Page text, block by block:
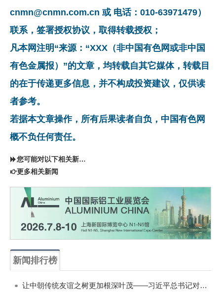
cnmn@cnmn.com.cn 或 电话：010-63971479）
联系，签署授权协议，取得转载授权；
凡本网注明“来源：“XXX（非中国有色网或非中国
有色金属报）”的文章，均转载自其它媒体，转载目
的在于传递更多信息，并不构成投资建议，仅供读
者参考。
若据本文章操作，所有后果读者自负，中国有色网
概不负任何责任。
您可能对以下相关新闻同样感兴趣
更多相关新闻
新闻排行榜
让中朝传统友谊之树更加根深叶茂——习近平总书记对朝鲜进行国事访问纪实